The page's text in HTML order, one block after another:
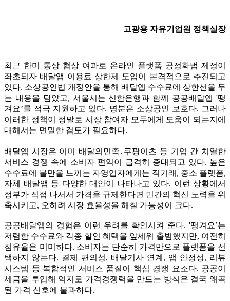
고광용 자유기업원 정책실장
최근 한미 통상 협상 여파로 온라인 플랫폼 공정화법 제정이
좌초되자 배달앱 이용료 상한제 도입이 본격적으로 추진되고
있다. 소상공인법 개정안을 통해 배달앱 수수료에 상한선을 두
는 내용을 담았고, 서울시는 신한은행과 함께 공공배달앱 '땡
겨요’를 적극 지원하고 있다. 명분은 소상공인 보호다. 그러나
이러한 정책이 정말로 시장 참여자 모두에게 도움이 되는지에
대해서는 면밀한 검토가 필요하다.
배달앱 시장은 이미 배달의민족․쿠팡이츠 등 기업 간 치열한
서비스 경쟁 속에 소비자 편익이 급격히 증대되고 있다. 높은
수수료에 불만을 느끼는 자영업자에게는 직거래, 중소 플랫폼,
자체 배달앱 등 다양한 대안이 나타나고 있다. 이런 상황에서
정부가 직접 나서서 가격을 규제한다면 민간의 혁신 노력을 위
축시키고, 오히려 시장 효율성을 해칠 가능성이 크다.
공공배달앱의 경험은 이런 우려를 확인시켜 준다. '땡겨요’는
저렴한 수수료와 각종 할인 혜택을 앞세워 출범했지만, 여전히
점유율은 미미하다. 소비자는 단순히 가격만으로 플랫폼을 선
택하지 않는다. 결제 편의성, 배달기사 연계, 앱 안정성, 리뷰
시스템 등 복합적인 서비스 품질이 핵심 경쟁 요소다. 공공이
세금을 투입해 억지로 가격경쟁력을 만드는 방식은 결국 왜곡
된 가격 신호에 불과하다.